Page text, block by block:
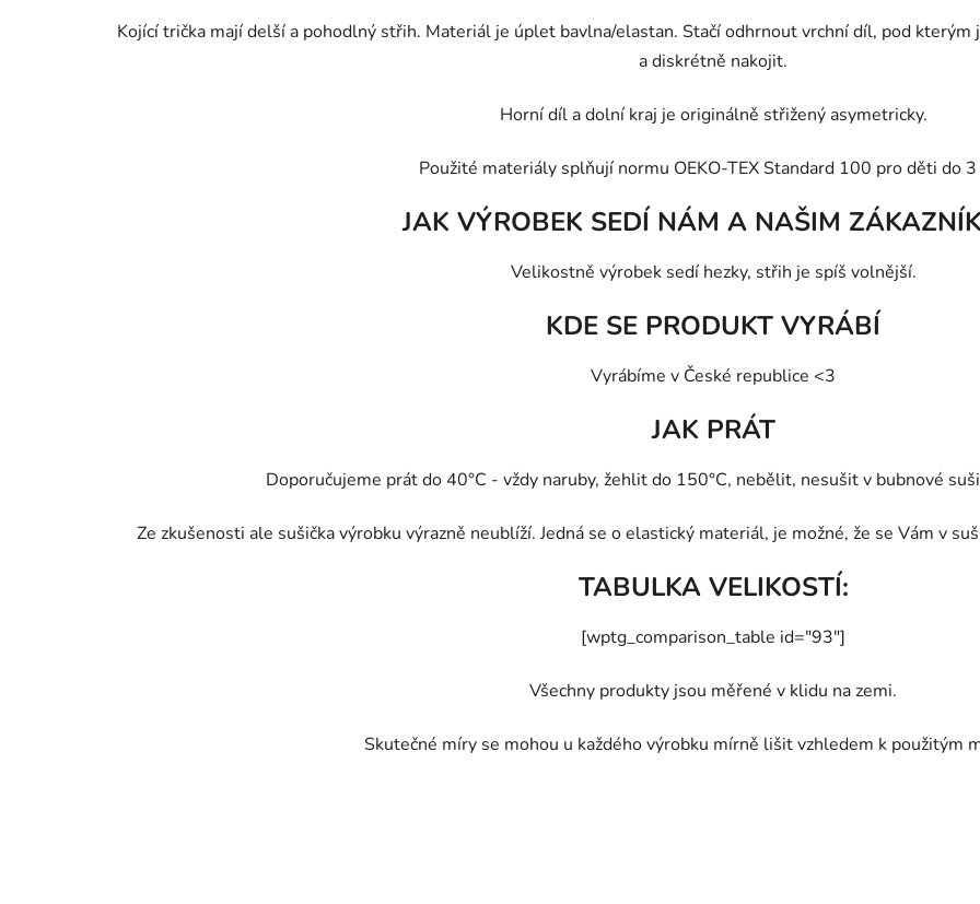
Kojící trička mají delší a pohodlný střih. Materiál je úplet bavlna/elastan. Stačí odhrnout vrchní díl, pod
a diskrétně nakojit.
Horní díl a dolní kraj je originálně střižený asymetricky.
Použité materiály splňují normu OEKO-TEX Standard 100 pro děti do
JAK VÝROBEK SEDÍ NÁM A NAŠIM
Velikostně výrobek sedí hezky, střih je spíš volnější.
KDE SE PRODUKT VYRÁBÍ
Vyrábíme v České republice <3
JAK PRÁT
Doporučujeme prát do 40°C - vždy naruby, žehlit do 150°C, nebělit, nesušit v bubnové
Ze zkušenosti ale sušička výrobku výrazně neublíží. Jedná se o elastický materiál, je možné, že se Vám v
TABULKA VELIKOSTÍ:
[wptg_comparison_table id="93"]
Všechny produkty jsou měřené v klidu na zemi.
Skutečné míry se mohou u každého výrobku mírně lišit vzhledem k použitým